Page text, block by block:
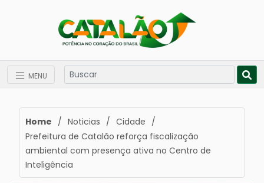
MENU
Home / Noticias / Cidade /
Prefeitura de Catalão reforça fiscalização
ambiental com presença ativa no Centro de
Inteligência